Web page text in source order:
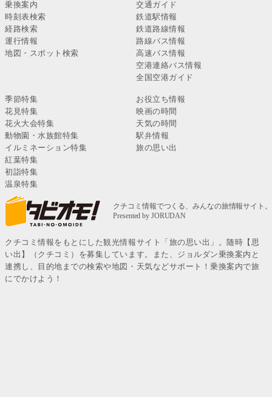
乗換案内
時刻表検索
経路検索
運行情報
地図・スポット検索
交通ガイド
鉄道駅情報
鉄道路線情報
路線バス情報
高速バス情報
空港連絡バス情報
全国空港ガイド
季節特集
花見特集
花火大会特集
動物園・水族館特集
イルミネーション特集
紅葉特集
初詣特集
温泉特集
お役立ち情報
映画の時間
天気の時間
駅弁情報
旅の思い出
クチコミ情報をもとにした観光情報サイト「旅の思い出」。随時【思
い出】（クチコミ）を募集しています。また、ジョルダン乗換案内と
連携し、目的地までの検索や地図・天気などサポート！乗換案内で旅
にでかけよう！